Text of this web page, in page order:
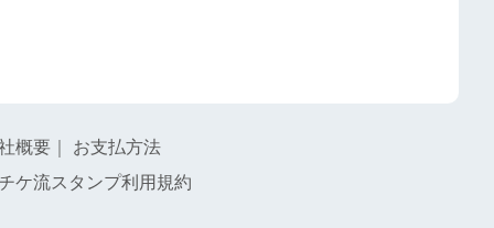
概要
お支払方法
ケ流スタンプ利用規約